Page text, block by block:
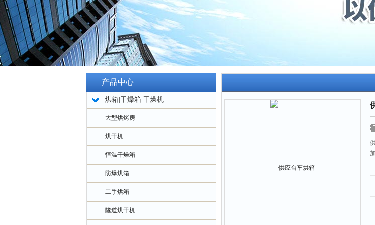
产品中心
烘箱|干燥箱|干燥机
大型烘烤房
烘干机
恒温干燥箱
防爆烘箱
二手烘箱
隧道烘干机